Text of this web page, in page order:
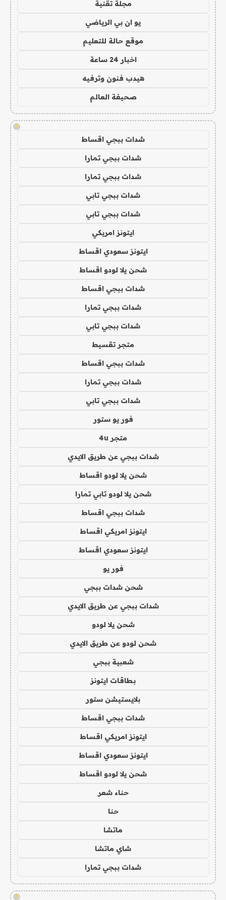
مجلة تقنية
يو ان بي الرياضي
موقع حالة للتعليم
اخبار 24 ساعة
هيدب فنون وترفيه
صحيفة العالم
!
شدات ببجي اقساط
شدات ببجي تمارا
شدات ببجي تمارا
شدات ببجي تابي
شدات ببجي تابي
ايتونز امريكي
ايتونز سعودي اقساط
شحن يلا لودو اقساط
شدات ببجي اقساط
شدات ببجي تمارا
شدات ببجي تابي
متجر تقسيط
شدات ببجي اقساط
شدات ببجي تمارا
شدات ببجي تابي
فور يو ستور
متجر 4u
شدات ببجي عن طريق الايدي
شحن يلا لودو اقساط
شحن يلا لودو تابي تمارا
شدات ببجي اقساط
ايتونز امريكي اقساط
ايتونز سعودي اقساط
فور يو
شحن شدات ببجي
شدات ببجي عن طريق الايدي
شحن يلا لودو
شحن لودو عن طريق الايدي
شعبية ببجي
بطاقات ايتونز
بلايستيشن ستور
شدات ببجي اقساط
ايتونز امريكي اقساط
ايتونز سعودي اقساط
شحن يلا لودو اقساط
حناء شعر
حنا
ماتشا
شاي ماتشا
شدات ببجي تمارا
!